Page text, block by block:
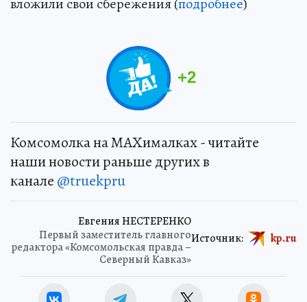
вложили свои сбережения (подробнее)
+2
Комсомолка на MAXималках - читайте
наши новости раньше других в
канале @truekpru
Евгения НЕСТЕРЕНКО
Первый заместитель главного
редактора «Комсомольская правда –
Северный Кавказ»
Источник: kp.ru